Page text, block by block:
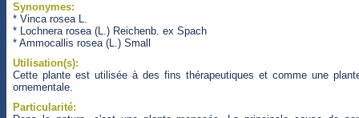
Synonymes:
* Vinca rosea L.
* Lochnera rosea (L.) Reichenb. ex Spach
* Ammocallis rosea (L.) Small
Utilisation(s):
Cette plante est utilisée à des fins thérapeutiques et comme une
ornementale.
Particularité: